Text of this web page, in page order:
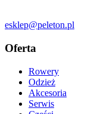
esklep@peleton.pl
Oferta
Rowery
Odzież
Akcesoria
Serwis